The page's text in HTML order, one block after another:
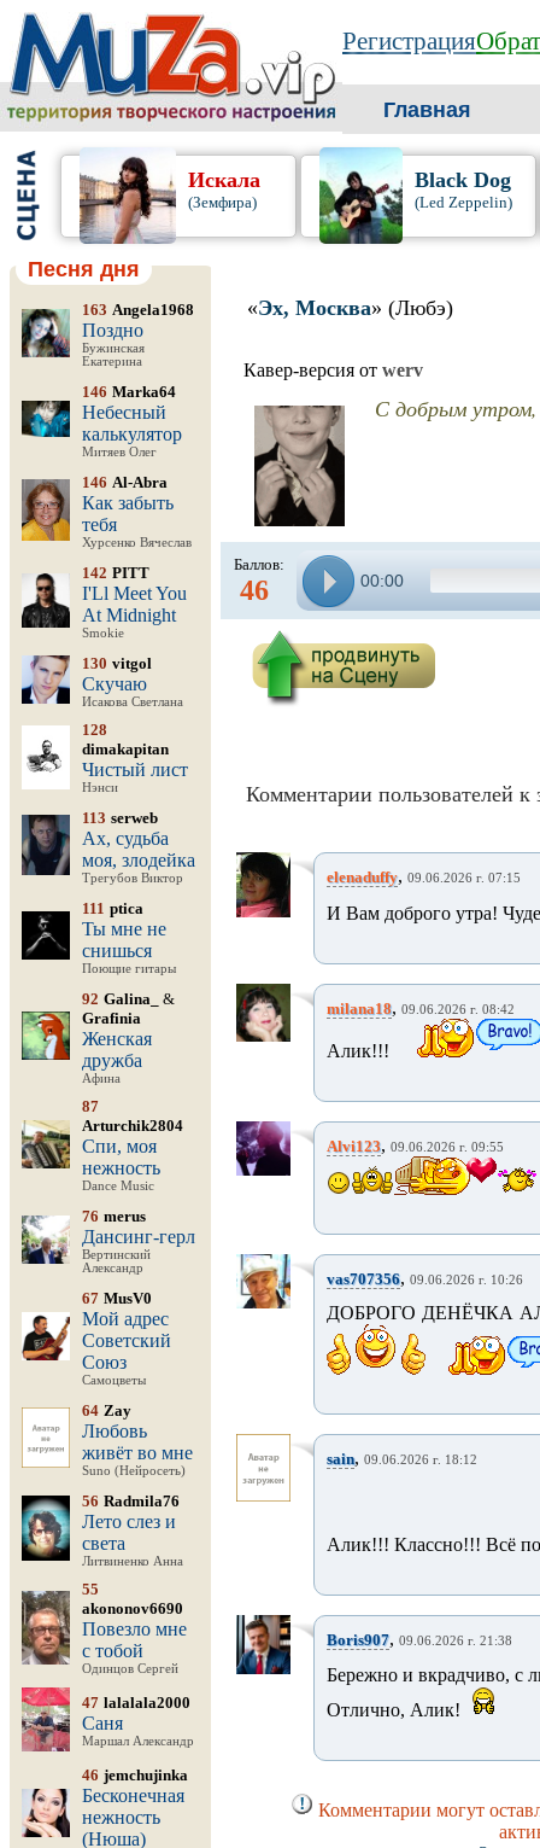
Регистрация
Главная
Искала
(Земфира)
Black Dog
(Led Zeppelin)
Песня дня
163 Angela1968
Поздно
Бужинская
Екатерина
146 Marka64
Небесный
калькулятор
Митяев Олег
146 Al-Abra
Как забыть
тебя
Хурсенко Вячеслав
142 PITT
I'Ll Meet You
At Midnight
Smokie
130 vitgol
Скучаю
Исакова Светлана
128
dimakapitan
Чистый лист
Нэнси
113 serweb
Ах, судьба
моя, злодейка
Трегубов Виктор
111 ptica
Ты мне не
снишься
Поющие гитары
92 Galina_
&
Grafinia
Женская
дружба
Афина
87
Arturchik2804
Спи, моя
нежность
Dance Music
76 merus
Дансинг-герл
Вертинский
Александр
67 MusV0
Мой адрес
Советский
Союз
Самоцветы
64 Zay
Любовь
живёт во мне
Suno (Нейросеть)
56 Radmila76
Лето слез и
света
Литвиненко Анна
55
akononov6690
Повезло мне
с тобой
Одинцов Сергей
47 lalalala2000
Саня
Маршал Александр
46 jemchujinka
Бесконечная
нежность
(Нюша)
«Эх, Москва» (Любэ)
Кавер-версия от werv
С добрым утром,
Баллов:
46 00:00
Комментарии пользователей к
elenaduffy, 09.06.2026 г. 07:15
И Вам доброго утра!
milana18, 09.06.2026 г. 08:42
Алик!!!
Alvi123, 09.06.2026 г. 09:55
vas707356, 09.06.2026 г. 10:26
ДОБРОГО ДЕНЁЧКА
sain, 09.06.2026 г. 18:12
Алик!!! Классно!!! Всё
Boris907, 09.06.2026 г. 21:38
Бережно и вкрадчиво, с
Отлично, Алик!
Комментарии могут